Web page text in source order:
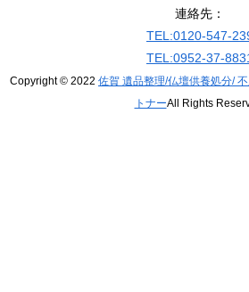
連絡先：
TEL:0120-547-
TEL:0952-37-
Copyright © 2022 佐賀 遺品整理/仏壇供養処分/
トナーAll Rights